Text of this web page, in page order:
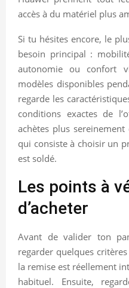
accès à du matériel plus
Si tu hésites encore, le
besoin principal :
autonomie ou confort
modèles disponibles
regarde les
conditions exactes de
achètes plus
qui consiste à choisir un
est soldé.
Les points à
d’acheter
Avant de valider ton
regarder quelques
la remise est réellement
habituel. Ensuite,